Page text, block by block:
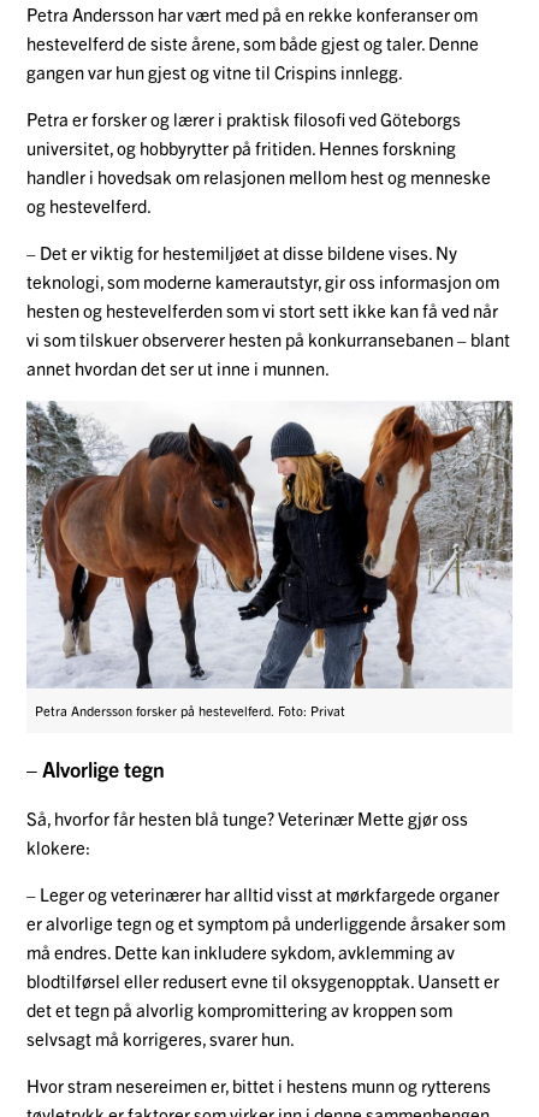
Petra Andersson har vært med på en rekke konferanser om
hestevelferd de siste årene, som både gjest og taler. Denne
gangen var hun gjest og vitne til Crispins innlegg.
Petra er forsker og lærer i praktisk filosofi ved Göteborgs
universitet, og hobbyrytter på fritiden. Hennes forskning
handler i hovedsak om relasjonen mellom hest og menneske
og hestevelferd.
– Det er viktig for hestemiljøet at disse bildene vises. Ny
teknologi, som moderne kamerautstyr, gir oss informasjon om
hesten og hestevelferden som vi stort sett ikke kan få ved når
vi som tilskuer observerer hesten på konkurransebanen – blant
annet hvordan det ser ut inne i munnen.
Petra Andersson forsker på hestevelferd. Foto: Privat
– Alvorlige tegn
Så, hvorfor får hesten blå tunge? Veterinær Mette gjør oss
klokere:
– Leger og veterinærer har alltid visst at mørkfargede organer
er alvorlige tegn og et symptom på underliggende årsaker som
må endres. Dette kan inkludere sykdom, avklemming av
blodtilførsel eller redusert evne til oksygenopptak. Uansett er
det et tegn på alvorlig kompromittering av kroppen som
selvsagt må korrigeres, svarer hun.
Hvor stram nesereimen er, bittet i hestens munn og rytterens